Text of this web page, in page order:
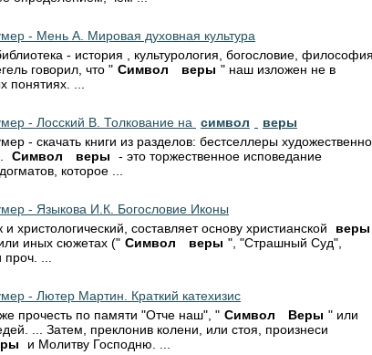
- Мень А. Мировая духовная культура
- история , культурология, богословие, философия,
говорил, что " Символ веры " наш изложен не в
понятиях. ...
- Лосский В. Толкование на
символ
веры
- скачать книги из разделов: бестселлеры
Символ веры
- это торжественное исповедание
которое ...
- Языкова И.К. Богословие Иконы
и христологический, составляет основу христианской
веры
или иных сюжетах (" Символ веры ", "Страшный Суд",
...
- Лютер Мартин. Краткий катехизис
прочесть по памяти "Отче наш", " Символ Веры " или
... Затем, преклонив колени, или стоя, произнеси
и Молитву Господню. ...